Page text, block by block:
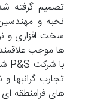
تصمیم گرفته
نخبه و
سخت افزاری و
ها موجب
تجارب گرانبها
های فرامنطقه